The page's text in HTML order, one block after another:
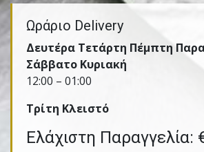
Ωράριο Delivery
Δευτέρα Τετάρτη Πέμπτη
Σάββατο Κυριακή
12:00 – 01:00
Τρίτη Kλειστό
Ελάχιστη Παραγγελία: